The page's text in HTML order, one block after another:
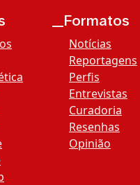
__Formatos
Notícias
Reportagens
Perfis
Entrevistas
Curadoria
Resenhas
Opinião